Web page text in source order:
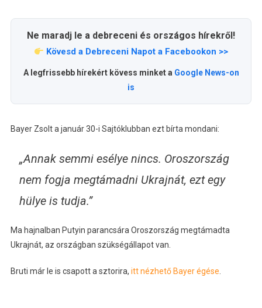
Ne maradj le a debreceni és országos hírekről!
Kövesd a Debreceni Napot a Facebookon >>
A legfrissebb hírekért kövess minket a Google News-on
is
Bayer Zsolt a január 30-i Sajtóklubban ezt bírta mondani:
„Annak semmi esélye nincs. Oroszország
nem fogja megtámadni Ukrajnát, ezt egy
hülye is tudja.”
Ma hajnalban Putyin parancsára Oroszország megtámadta
Ukrajnát, az országban szükségállapot van.
Bruti már le is csapott a sztorira, itt nézhető Bayer égése.